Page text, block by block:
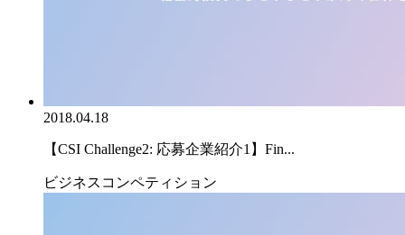
2018.04.18
【CSI Challenge2: 応募企業紹介1】Fin...
ビジネスコンペティション